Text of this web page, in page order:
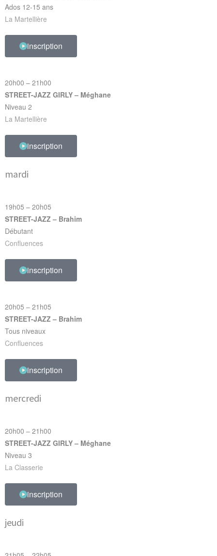
Ados 12-15 ans
La Martellière
inscription
20h00 – 21h00
STREET-JAZZ GIRLY – Méghane
Niveau 2
La Martellière
inscription
mardi
19h05 – 20h05
STREET-JAZZ – Brahim
Débutant
Confluences
inscription
20h05 – 21h05
STREET-JAZZ – Brahim
Tous niveaux
Confluences
inscription
mercredi
20h00 – 21h00
STREET-JAZZ GIRLY – Méghane
Niveau 3
La Classerie
inscription
jeudi